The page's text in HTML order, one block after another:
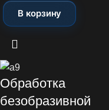
В корзину
Обработка
безобразивной